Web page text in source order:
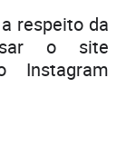
respeito da
o site